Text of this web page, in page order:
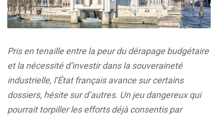
Pris en tenaille entre la peur du dérapage budgétaire
et la nécessité d’investir dans la souveraineté
industrielle, l’État français avance sur certains
dossiers, hésite sur d’autres. Un jeu dangereux qui
pourrait torpiller les efforts déjà consentis par